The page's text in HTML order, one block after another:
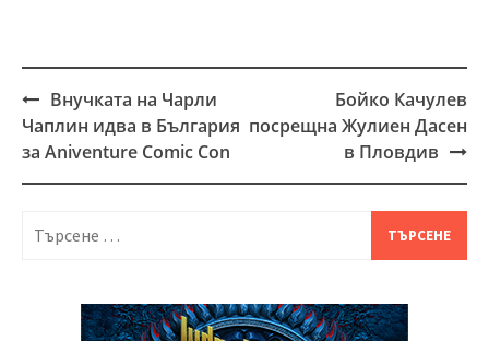
Post
navigation
Внучката на Чарли
Чаплин идва в България
за Aniventure Comic Con
Бойко Качулев
посрещна Жулиен Дасен
в Пловдив
Търсене